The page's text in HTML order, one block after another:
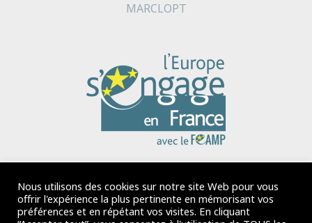
MARCLOPT
Nous utilisons des cookies sur notre site Web pour vous
offrir l'expérience la plus pertinente en mémorisant vos
préférences et en répétant vos visites. En cliquant